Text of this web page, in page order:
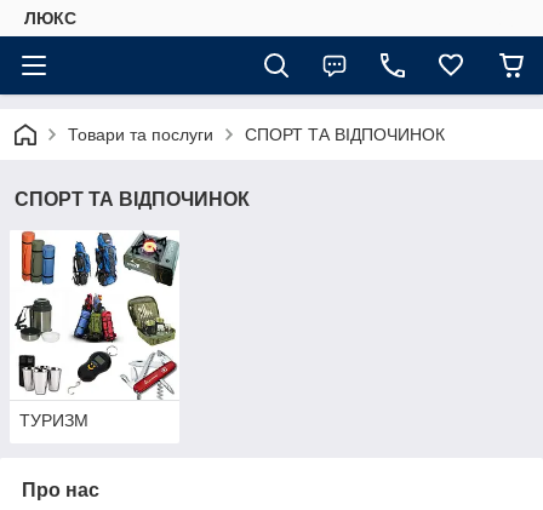
ЛЮКС
Товари та послуги СПОРТ ТА ВІДПОЧИНОК
СПОРТ ТА ВІДПОЧИНОК
ТУРИЗМ
Про нас